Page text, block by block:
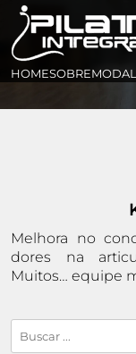
HOMESOBREHOME
Melhora no
dores na
Muitos… equipe